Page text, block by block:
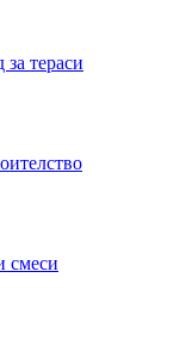
тераси
смеси